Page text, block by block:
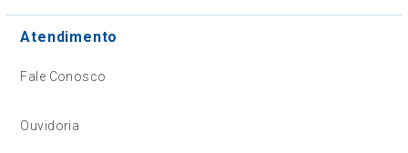
Atendimento
Fale Conosco
Ouvidoria